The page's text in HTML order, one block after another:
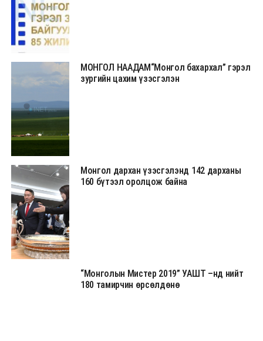
МОНГОЛ НААДАМ“Монгол бахархал” гэрэл
зургийн цахим үзэсгэлэн
Монгол дархан үзэсгэлэнд 142 дарханы
160 бүтээл оролцож байна
“Монголын Мистер 2019” УАШТ –нд нийт
180 тамирчин өрсөлдөнө